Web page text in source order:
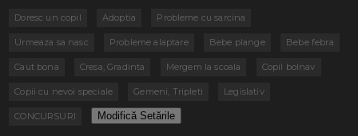
Doresc un copil Adoptia Probleme cu sarcina
Urmeaza sa nasc Probleme alaptare Bebe plange Bebe febra
Caut bona Cresa, Gradinta Mergem la scoala Copil bolnav
Copii cu nevoi speciale Gemeni, Tripleti Legislativ
CONCURSURI Modifică Setările